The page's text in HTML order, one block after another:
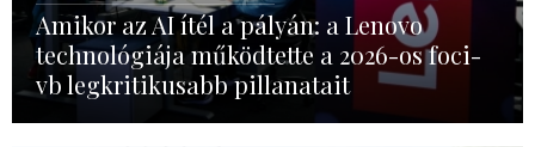
Amikor az AI ítél a pályán: a Lenovo
technológiája működtette a 2026-os foci-
vb legkritikusabb pillanatait